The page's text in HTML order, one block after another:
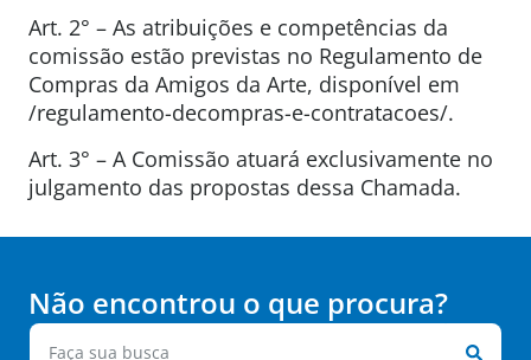
Art. 2° – As atribuições e competências da
comissão estão previstas no Regulamento de
Compras da Amigos da Arte, disponível em
/regulamento-decompras-e-contratacoes/.
Art. 3° – A Comissão atuará exclusivamente no
julgamento das propostas dessa Chamada.
Não encontrou o que procura?